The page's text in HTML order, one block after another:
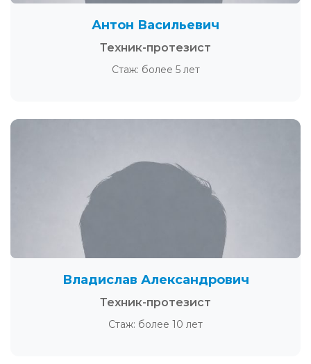
Антон Васильевич
Техник-протезист
Стаж: более 5 лет
Владислав Александрович
Техник-протезист
Стаж: более 10 лет